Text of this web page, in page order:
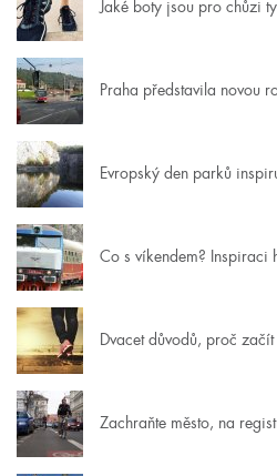
Jaké boty jsou pro chůzi
Praha představila novou
Evropský den parků
Co s víkendem? Inspiraci
Dvacet důvodů, proč
Zachraňte město, na